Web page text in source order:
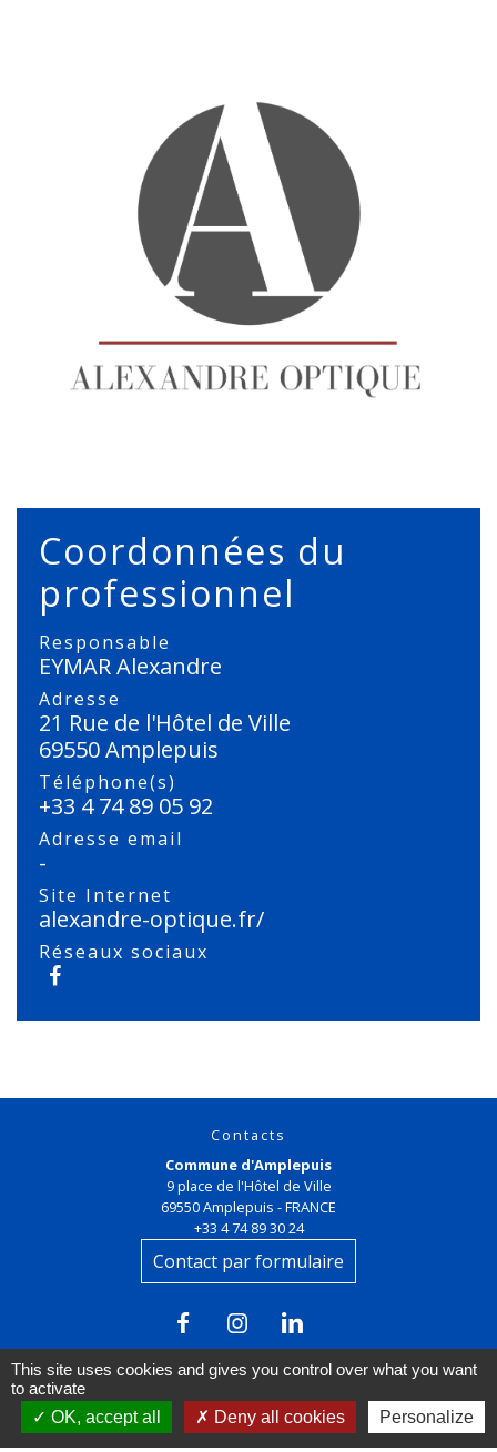
Coordonnées du
professionnel
Responsable
EYMAR Alexandre
Adresse
21 Rue de l'Hôtel de Ville
69550 Amplepuis
Téléphone(s)
+33 4 74 89 05 92
Adresse email
-
Site Internet
alexandre-optique.fr/
Réseaux sociaux
Contacts
Commune d'Amplepuis
9 place de l'Hôtel de Ville
69550 Amplepuis - FRANCE
+33 4 74 89 30 24
Contact par formulaire
This site uses cookies and gives you control over what you want
to activate
OK, accept all
Deny all cookies Personalize